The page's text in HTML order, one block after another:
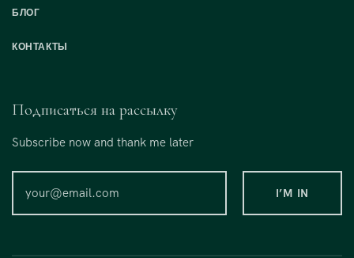
БЛОГ
КОНТАКТЫ
Подписаться на рассылку
Subscribe now and thank me later